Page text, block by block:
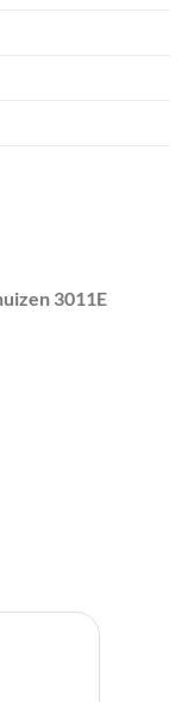
3011E